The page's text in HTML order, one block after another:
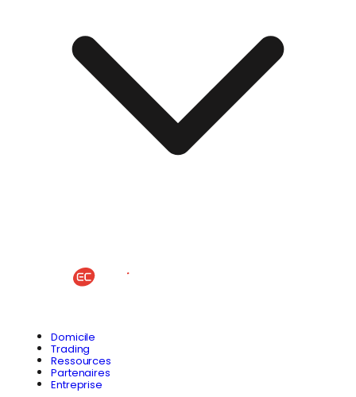
Domicile
Trading
Ressources
Partenaires
Entreprise